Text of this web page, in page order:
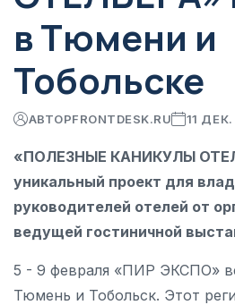
в Тюмени и
Тобольске
АВТОРFRONTDESK.RU 11
«ПОЛЕЗНЫЕ КАНИКУЛЫ
уникальный проект для
руководителей отелей от
ведущей гостиничной
5 - 9 февраля «ПИР ЭКСПО»
Тюмень и Тобольск. Этот